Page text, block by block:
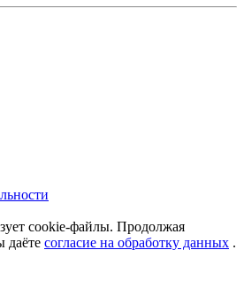
cookie-файлы. Продолжая
даёте согласие на обработку данных .